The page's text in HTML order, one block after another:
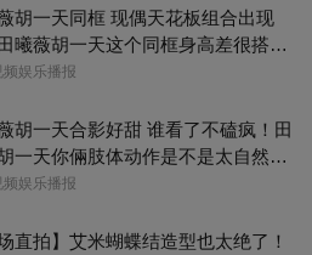
胡一天同框 现偶天花板组合出现
曦薇胡一天这个同框身高差很搭
高一低温柔适配，光是同框就已经
频娱乐播报
胡一天合影好甜 谁看了不磕疯！田
一天你倆肢体动作是不是太自然
意识的互动松弛又好嗑，现偶CP感
频娱乐播报
场直拍】艾米蝴蝶结造型也太绝了！